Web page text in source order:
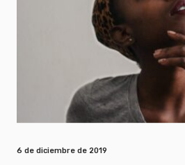
6 de diciembre de 2019